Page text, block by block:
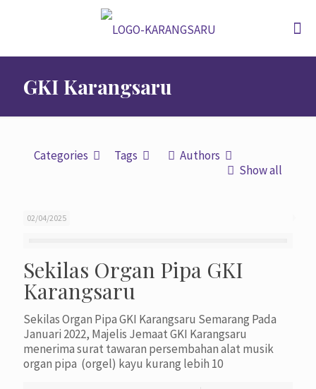
GKI Karangsaru
Categories Tags
Authors
Show all
02/04/2025
Sekilas Organ Pipa GKI
Karangsaru
Sekilas Organ Pipa GKI Karangsaru Semarang Pada
Januari 2022, Majelis Jemaat GKI Karangsaru
menerima surat tawaran persembahan alat musik
organ pipa (orgel) kayu kurang lebih 10